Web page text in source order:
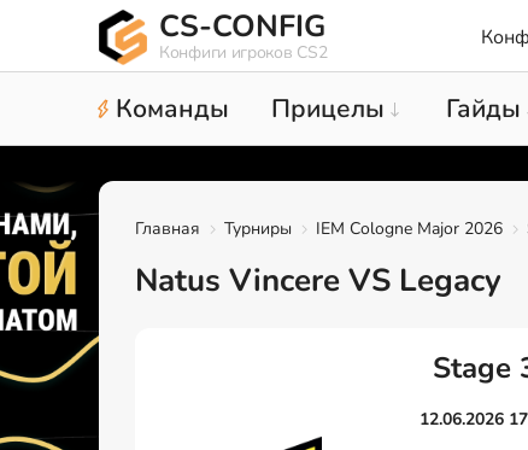
CS-CONFIG
Конфиги игроков CS2
Команды Прицелы Гайды
Главная Турниры IEM Cologne Major 2026
Natus Vincere VS Legacy
Stage
12.06.2026